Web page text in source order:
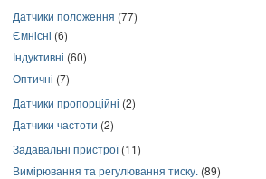
Датчики положення (77)
Ємнісні (6)
Індуктивні (60)
Оптичні (7)
Датчики пропорційні (2)
Датчики частоти (2)
Задавальні пристрої(11)
Вимірювання та регулювання тиску. (89)